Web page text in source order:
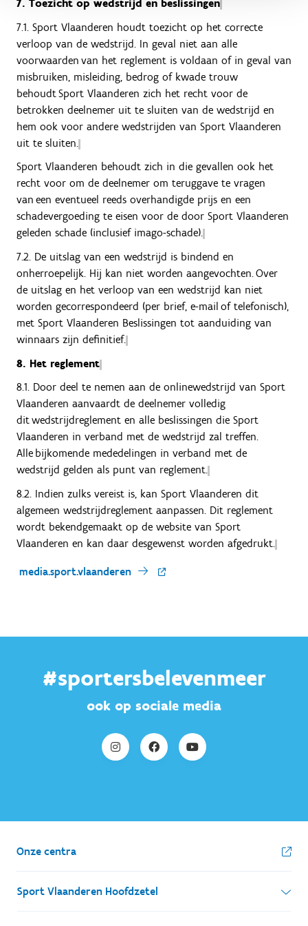
7. Toezicht op wedstrijd en beslissingen
7.1. Sport Vlaanderen houdt toezicht op het correcte
verloop van de wedstrijd. In geval niet aan alle
voorwaarden van het reglement is voldaan of in geval van
misbruiken, misleiding, bedrog of kwade trouw
behoudt Sport Vlaanderen zich het recht voor de
betrokken deelnemer uit te sluiten van de wedstrijd en
hem ook voor andere wedstrijden van Sport Vlaanderen
uit te sluiten.
Sport Vlaanderen behoudt zich in die gevallen ook het
recht voor om de deelnemer om teruggave te vragen
van een eventueel reeds overhandigde prijs en een
schadevergoeding te eisen voor de door Sport Vlaanderen
geleden schade (inclusief imago-schade).
7.2. De uitslag van een wedstrijd is bindend en
onherroepelijk. Hij kan niet worden aangevochten. Over
de uitslag en het verloop van een wedstrijd kan niet
worden gecorrespondeerd (per brief, e-mail of telefonisch),
met Sport Vlaanderen Beslissingen tot aanduiding van
winnaars zijn definitief.
8. Het reglement
8.1. Door deel te nemen aan de onlinewedstrijd van Sport
Vlaanderen aanvaardt de deelnemer volledig
dit wedstrijdreglement en alle beslissingen die Sport
Vlaanderen in verband met de wedstrijd zal treffen.
Alle bijkomende mededelingen in verband met de
wedstrijd gelden als punt van reglement.
8.2. Indien zulks vereist is, kan Sport Vlaanderen dit
algemeen wedstrijdreglement aanpassen. Dit reglement
wordt bekendgemaakt op de website van Sport
Vlaanderen en kan daar desgewenst worden afgedrukt.
media.sport.vlaanderen
#sportersbelevenmeer
ook op sociale media
Onze centra
Sport Vlaanderen Hoofdzetel